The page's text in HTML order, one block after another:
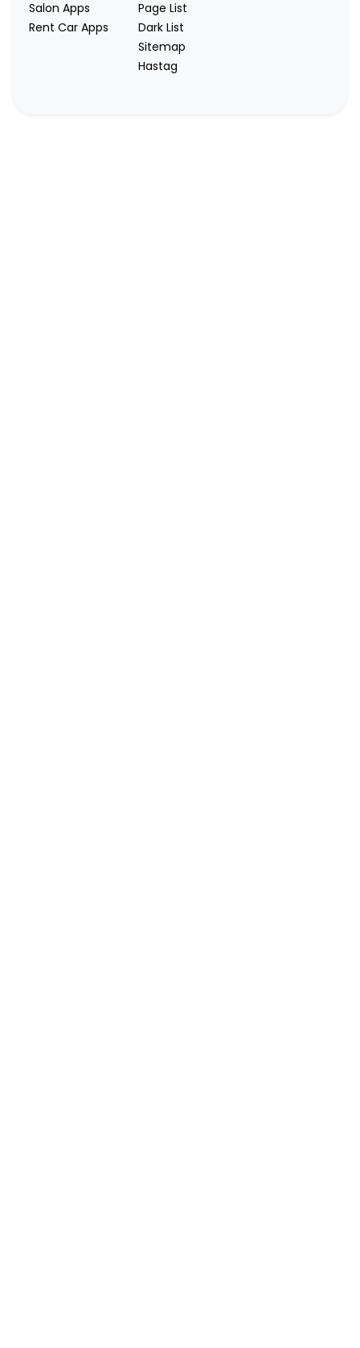
Salon Apps
Rent Car Apps
Page List
Dark List
Sitemap
Hastag